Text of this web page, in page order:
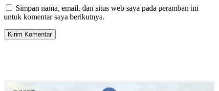
Simpan nama, email, dan situs web saya pada peramban ini
untuk komentar saya berikutnya.